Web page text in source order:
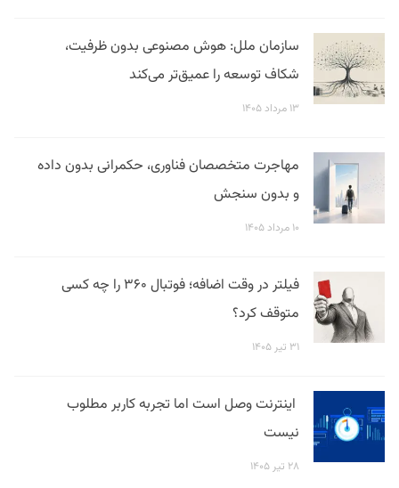
سازمان ملل: هوش مصنوعی بدون ظرفیت،
شکاف توسعه را عمیق‌تر می‌کند
۱۳ مرداد ۱۴۰۵
مهاجرت متخصصان فناوری، حکمرانی بدون داده
و بدون سنجش
۱۰ مرداد ۱۴۰۵
فیلتر در وقت اضافه؛ فوتبال ۳۶۰ را چه کسی
متوقف کرد؟
۳۱ تیر ۱۴۰۵
اینترنت وصل است اما تجربه کاربر مطلوب
نیست
۲۸ تیر ۱۴۰۵